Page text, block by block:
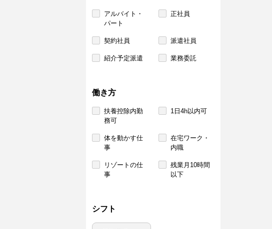
アルバイト・
パート
正社員
契約社員 派遣社員
紹介予定派遣 業務委託
働き方
扶養控除内勤
務可
1日4h以内可
体を動かす仕
事
在宅ワーク・
内職
リゾートの仕
事
残業月10時間
以下
シフト